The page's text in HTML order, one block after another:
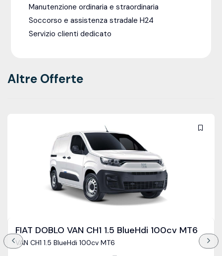
Manutenzione ordinaria e straordinaria
Soccorso e assistenza stradale H24
Servizio clienti dedicato
Altre Offerte
FIAT DOBLO VAN CH1 1.5 BlueHdi 100cv MT6
VAN CH1 1.5 BlueHdi 100cv MT6